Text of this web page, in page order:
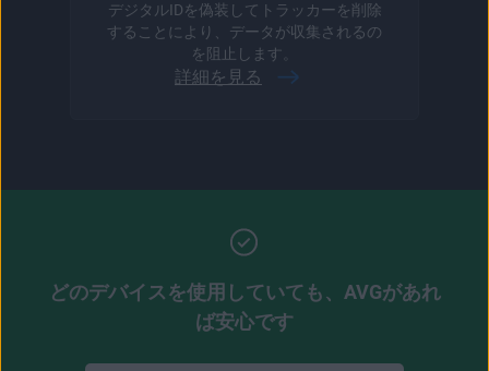
デジタルIDを偽装してトラッカーを削除
することにより、データが収集されるの
を阻止します。
詳細を見る
どのデバイスを使用していても、AVGがあれ
ば安心です